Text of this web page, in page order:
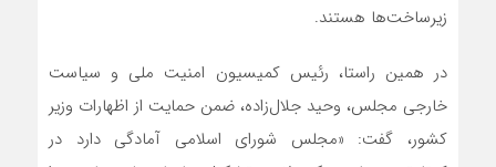
زیرساخت‌ها هستند.
در همین راستا، رئیس کمیسیون امنیت ملی و سیاست
خارجی مجلس، وحید جلال‌زاده، ضمن حمایت از اظهارات وزیر
کشور، گفت: «مجلس شورای اسلامی آمادگی دارد در